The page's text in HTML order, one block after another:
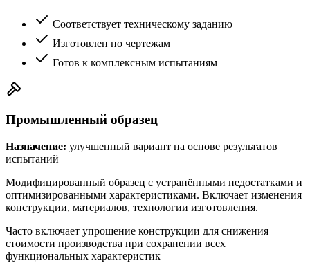
Соответствует техническому заданию
Изготовлен по чертежам
Готов к комплексным испытаниям
Промышленный образец
Назначение: улучшенный вариант на основе результатов
испытаний
Модифицированный образец с устранёнными недостатками и
оптимизированными характеристиками. Включает изменения
конструкции, материалов, технологии изготовления.
Часто включает упрощение конструкции для снижения
стоимости производства при сохранении всех
функциональных характеристик